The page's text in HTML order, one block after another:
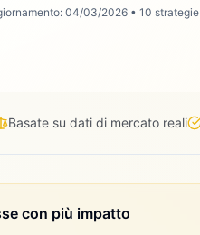
04/03/2026 • 10
Basate su dati di mercato reali
con più impatto